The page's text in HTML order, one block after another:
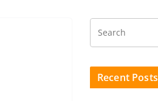
Recent Posts